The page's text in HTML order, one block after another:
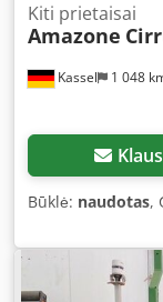
Kassel 1 048
Kiti prietaisai
Amazone
Būklė: naudotas,